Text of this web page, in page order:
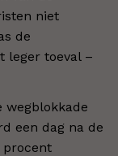
niet
de
leger toeval –
wegblokkade
een dag na de
procent